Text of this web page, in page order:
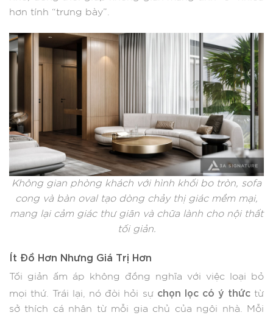
hơn tính “trưng bày”.
Không gian phòng khách với hình khối bo tròn, sofa
cong và bàn oval tạo dòng chảy thị giác mềm mại,
mang lại cảm giác thư giãn và chữa lành cho nội thất
tối giản.
Ít Đồ Hơn Nhưng Giá Trị Hơn
Tối giản ấm áp không đồng nghĩa với việc loại bỏ
mọi thứ. Trái lại, nó đòi hỏi sự chọn lọc có ý thứctừ
sở thích cá nhân từ mỗi gia chủ của ngôi nhà. Mỗi